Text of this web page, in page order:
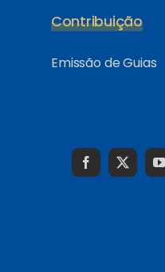
Contribuição
Emissão de Guias